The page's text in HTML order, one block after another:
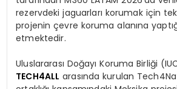
rezervdeki jaguarları korumak için
projenin çevre koruma alanına
etmektedir.
Uluslararası Doğayı Koruma Birliği
TECH4ALL arasında kurulan